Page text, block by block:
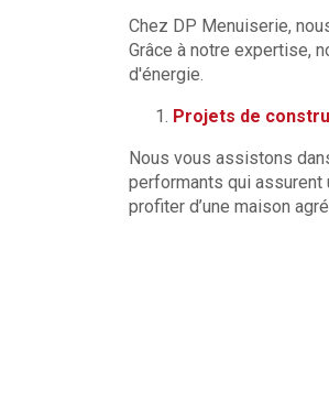
Chez DP Menuiserie,
Grâce à notre expertise,
d'énergie.
Projets de
Nous vous assistons
performants qui assurent
profiter d’une maison